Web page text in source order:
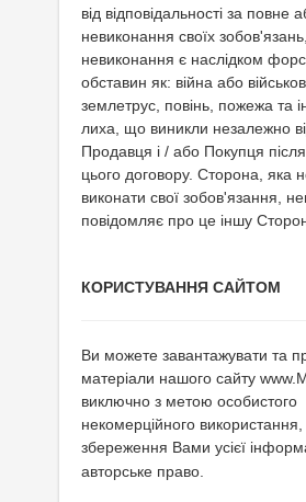
від відповідальності за повне
невиконання своїх
невиконання є наслідком
обставин як: війна або військові
землетрус, повінь, пожежа та
лиха, що виникли незалежно
Продавця і / або Покупця
цього договору. Сторона, яка
виконати свої зобов'язання,
повідомляє про це іншу
КОРИСТУВАННЯ САЙТОМ
Ви можете завантажувати та
матеріали нашого сайту
виключно з метою особистого
некомерційного
збереження Вами усієї
авторське право.